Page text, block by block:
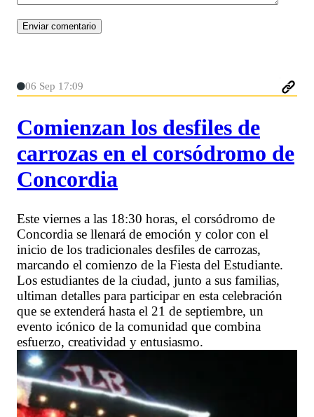
06 Sep 17:09
Comienzan los desfiles de
carrozas en el corsódromo de
Concordia
Este viernes a las 18:30 horas, el corsódromo de
Concordia se llenará de emoción y color con el
inicio de los tradicionales desfiles de carrozas,
marcando el comienzo de la Fiesta del Estudiante.
Los estudiantes de la ciudad, junto a sus familias,
ultiman detalles para participar en esta celebración
que se extenderá hasta el 21 de septiembre, un
evento icónico de la comunidad que combina
esfuerzo, creatividad y entusiasmo.